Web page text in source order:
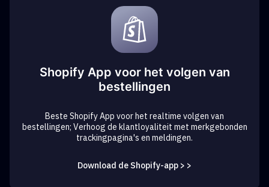
Shopify App voor het volgen van
bestellingen
Beste Shopify App voor het realtime volgen van
bestellingen; Verhoog de klantloyaliteit met merkgebonden
trackingpagina's en meldingen.
Download de Shopify-app > >